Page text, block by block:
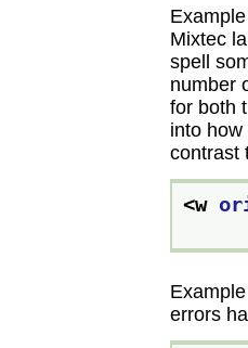
Mixtec
spell
number
for both
into
contrast
<w
errors